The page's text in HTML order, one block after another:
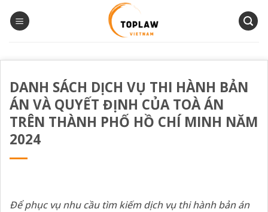
qua
DANH SÁCH DỊCH VỤ THI HÀNH BẢN
ÁN VÀ QUYẾT ĐỊNH CỦA TOÀ ÁN
TRÊN THÀNH PHỐ HỒ CHÍ MINH NĂM
2024
Để phục vụ nhu cầu tìm kiếm dịch vụ thi hành bản án